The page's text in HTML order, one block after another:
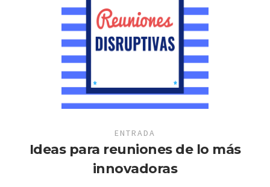
ENTRADA
Ideas para reuniones de lo más
innovadoras